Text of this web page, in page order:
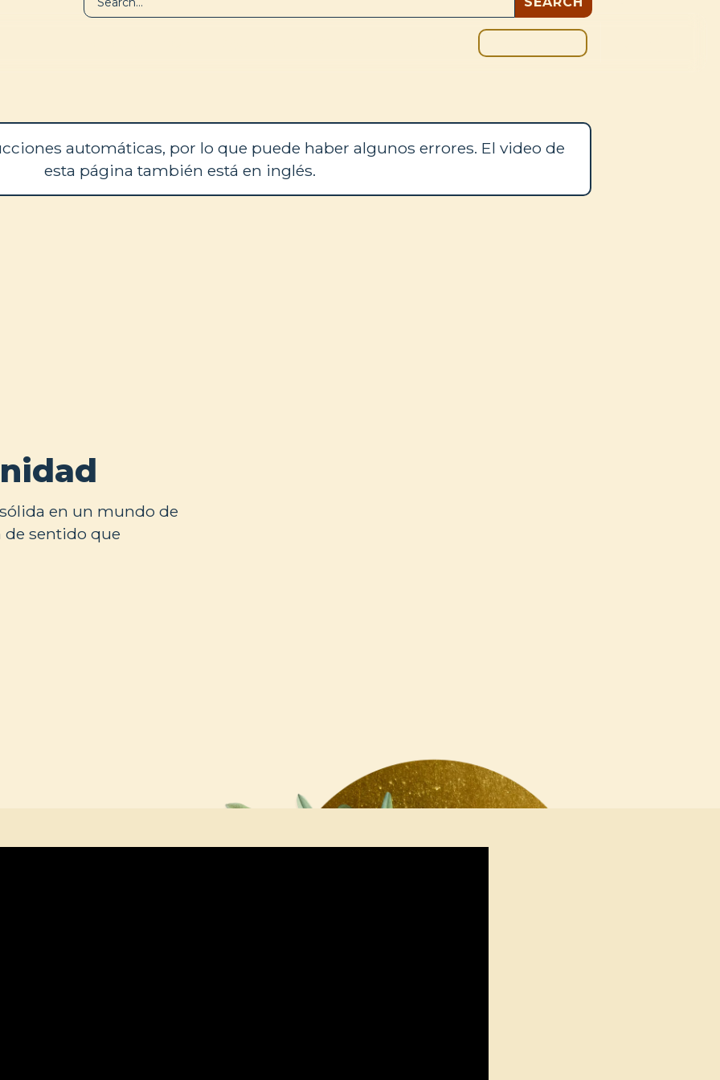
automáticas, por lo que puede haber algunos errores. El video de
esta página también está en inglés.
en un mundo de
de sentido que